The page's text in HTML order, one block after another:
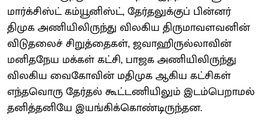
மார்க்சிஸ்ட் கம்யூனிஸ்ட், தேர்தலுக்குப் பின்னர்
திமுக அணியிலிருந்து விலகிய திருமாவளவனின்
விடுதலைச் சிறுத்தைகள், ஜவாஹிருல்லாவின்
மனிதநேய மக்கள் கட்சி, பாஜக அணியிலிருந்து
விலகிய வைகோவின் மதிமுக ஆகிய கட்சிகள்
எந்தவொரு தேர்தல் கூட்டணியிலும் இடம்பெறாமல்
தனித்தனியே இயங்கிக்கொண்டிருந்தன.